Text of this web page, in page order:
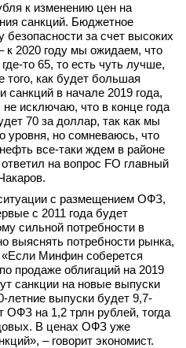
к изменению цен на
санкций. Бюджетное
за счет высоких
к 2020 году мы ожидаем, что
то 65, то есть чуть лучше,
как будет большая
санкций в начале 2019 года,
исключаю, что в конце года
70 за доллар, так как мы
уровня, но сомневаюсь, что
все-таки ждем в районе
на вопрос FO главный
с размещением ОФЗ,
с 2011 года будет
сильной потребности в
выяснять потребности рынка,
«Если Минфин соберется
продаже облигаций на 2019
санкции на новые выпуски
летние выпуски будет 9,7-
ОФЗ на 1,2 трлн рублей, тогда
В ценах ОФЗ уже
– говорит экономист.